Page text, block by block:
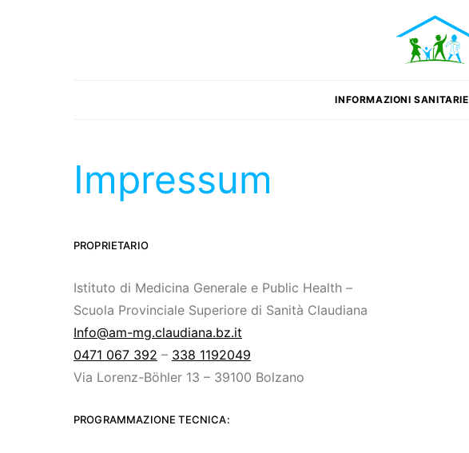
INFORMAZIONI SANITARIE
Impressum
PROPRIETARIO
Istituto di Medicina Generale e Public Health –
Scuola Provinciale Superiore di Sanità Claudiana
Info@am-mg.claudiana.bz.it
0471 067 392 – 338 1192049
Via Lorenz-Böhler 13 – 39100 Bolzano
PROGRAMMAZIONE TECNICA: